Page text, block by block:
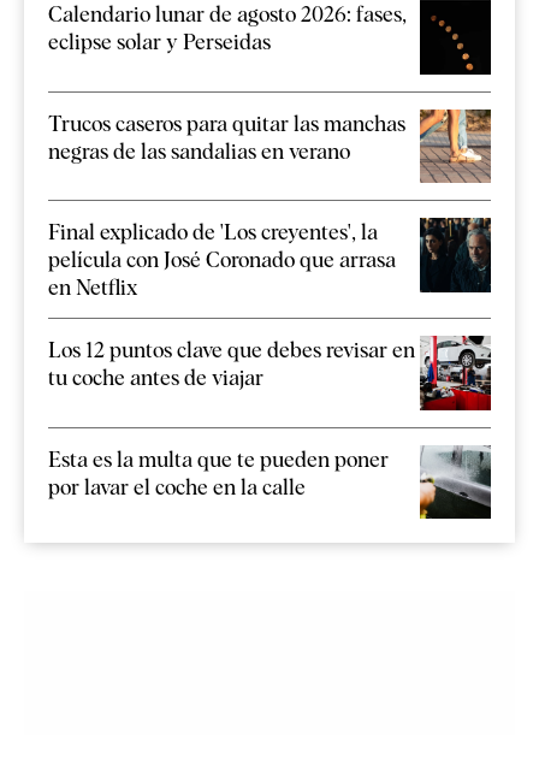
Calendario lunar de agosto 2026: fases,
eclipse solar y Perseidas
Trucos caseros para quitar las manchas
negras de las sandalias en verano
Final explicado de 'Los creyentes', la
película con José Coronado que arrasa
en Netflix
Los 12 puntos clave que debes revisar en
tu coche antes de viajar
Esta es la multa que te pueden poner
por lavar el coche en la calle